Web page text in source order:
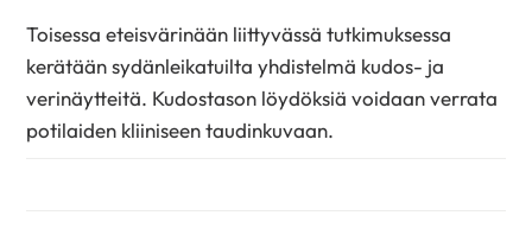
Toisessa eteisvärinään liittyvässä tutkimuksessa
kerätään sydänleikatuilta yhdistelmä kudos- ja
verinäytteitä. Kudostason löydöksiä voidaan verrata
potilaiden kliiniseen taudinkuvaan.